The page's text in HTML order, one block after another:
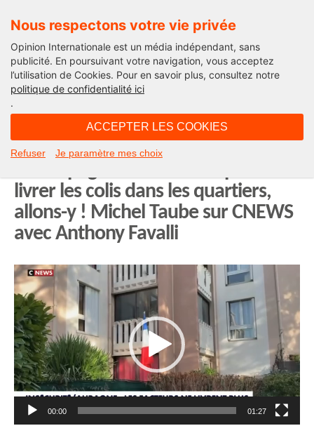
Nous respectons votre vie privée
Opinion Internationale est un média indépendant, sans
publicité. En poursuivant votre navigation, vous acceptez
l’utilisation de Cookies. Pour en savoir plus, consultez notre
politique de confidentialité ici
.
ACCEPTER LES COOKIES
Refuser Je paramètre mes choix
Edito
Si les soldats Sentinelle doivent
livrer les colis dans les quartiers,
allons-y ! Michel Taube sur CNEWS
avec Anthony Favalli
Lecteur
vidéo
00:00 01:27